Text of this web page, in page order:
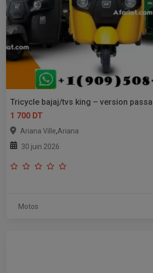
Tricycle bajaj/tvs king – version
1 700 DT
Ariana Ville,Ariana
30 juin 2026
Motos